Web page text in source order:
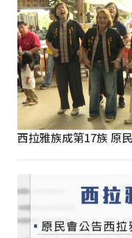
西拉雅族成第17族 原